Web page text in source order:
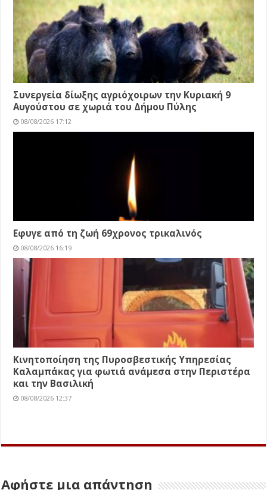
Συνεργεία δίωξης αγριόχοιρων την Κυριακή 9
Αυγούστου σε χωριά του Δήμου Πύλης
08/08/2026 17:12
Εφυγε από τη ζωή 69χρονος τρικαλινός
08/08/2026 16:19
Κινητοποίηση της Πυροσβεστικής Υπηρεσίας
Καλαμπάκας για φωτιά ανάμεσα στην Περιστέρα
και την Βασιλική
08/08/2026 12:37
Αφήστε μια απάντηση